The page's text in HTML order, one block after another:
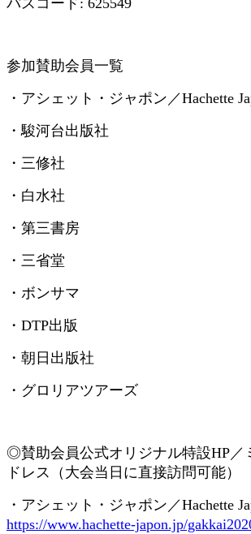
パスコード: 625549
参加賛助会員一覧
・アシェット・ジャポン／Hachette
・駿河台出版社
・三修社
・白水社
・第三書房
・三省堂
・ボンサマ
・ DTP出版
・朝日出版社
・グロリアツアーズ
◎賛助会員公式オリジナル特設HP／
ドレス（大会当日に直接訪問可能）
・アシェット・ジャポン／Hachette
https://www.hachette-japon.jp/